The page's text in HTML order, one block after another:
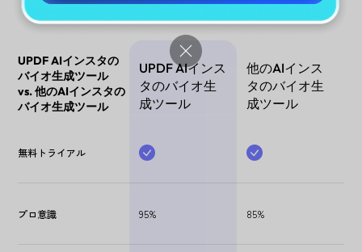
UPDF AIインスタの
バイオ生成ツール
vs. 他のAIインスタの
バイオ生成ツール
UPDF AIインス
タのバイオ生
成ツール
他のAIインス
タのバイオ生
成ツール
無料トライアル
プロ意識 95% 85%